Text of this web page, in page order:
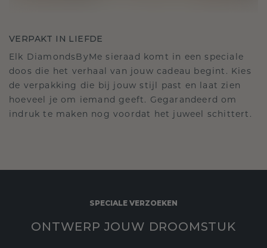
VERPAKT IN LIEFDE
Elk DiamondsByMe sieraad komt in een speciale
doos die het verhaal van jouw cadeau begint. Kies
de verpakking die bij jouw stijl past en laat zien
hoeveel je om iemand geeft. Gegarandeerd om
indruk te maken nog voordat het juweel schittert.
SPECIALE VERZOEKEN
ONTWERP JOUW DROOMSTUK